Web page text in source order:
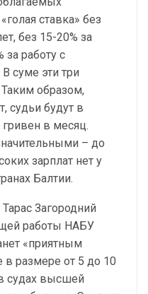
ставка» без
без 15-20% за
за работу с
суме эти три
образом,
судьи будут в
в месяц.
– до
зарплат нет у
Балтии.
Загородний
работы НАБУ
«приятным
в размере от 5 до 10
судах высшей